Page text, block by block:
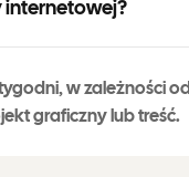
internetowej?
w zależności
graficzny lub treść.